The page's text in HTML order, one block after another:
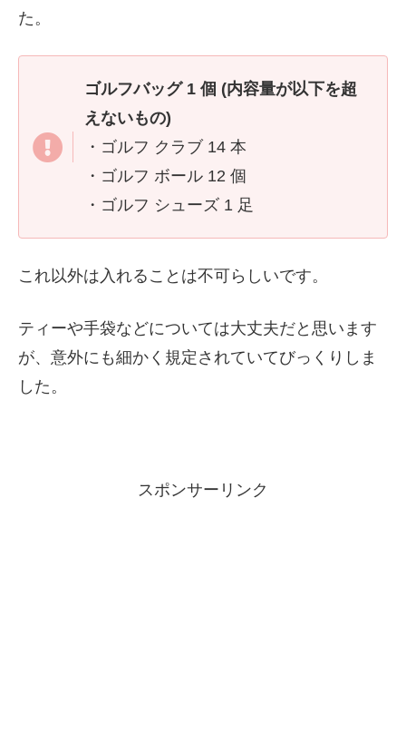
た。
ゴルフバッグ 1 個 (内容量が以下を超
えないもの)
・ゴルフ クラブ 14 本
・ゴルフ ボール 12 個
・ゴルフ シューズ 1 足
これ以外は入れることは不可らしいです。
ティーや手袋などについては大丈夫だと思います
が、意外にも細かく規定されていてびっくりしま
した。
スポンサーリンク